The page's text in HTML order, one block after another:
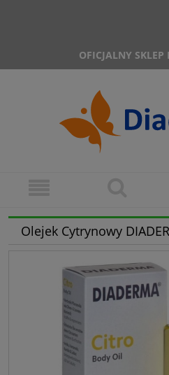
OFICJALNY SKLEP
Olejek Cytrynowy